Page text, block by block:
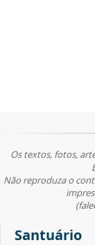
Os textos, fotos,
Não reproduza o
Santuário